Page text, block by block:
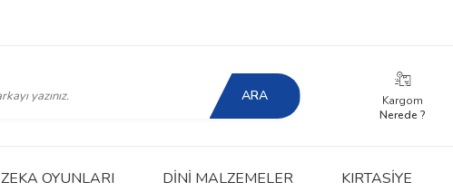
ARA
Kargom
Nerede ?
ZEKA OYUNLARI DINI MALZEMELER KIRTASIYE